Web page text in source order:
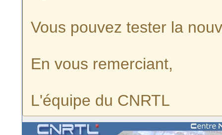
Vous pouvez tester la
En vous remerciant,
L'équipe du CNRTL